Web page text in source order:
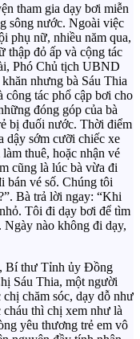
tham gia dạy bơi miễn
sông nước. Ngoài việc
phụ nữ, nhiều năm qua,
thập đỏ ấp và cộng tác
Phó Chủ tịch UBND
nhưng bà Sáu Thia
công tác phổ cập bơi cho
đóng góp của bà
bị đuối nước. Thời điểm
dậy sớm cưỡi chiếc xe
thuê, hoặc nhận vé
cũng là lúc bà vừa đi
bán vé số. Chúng tôi
Bà trả lời ngay: “Khi
Tôi đi dạy bơi để tìm
nào không đi dạy,
Bí thư Tỉnh ủy Đồng
Sáu Thia, một người
chăm sóc, dạy dỗ như
thì chị xem như là
yêu thương trẻ em vô